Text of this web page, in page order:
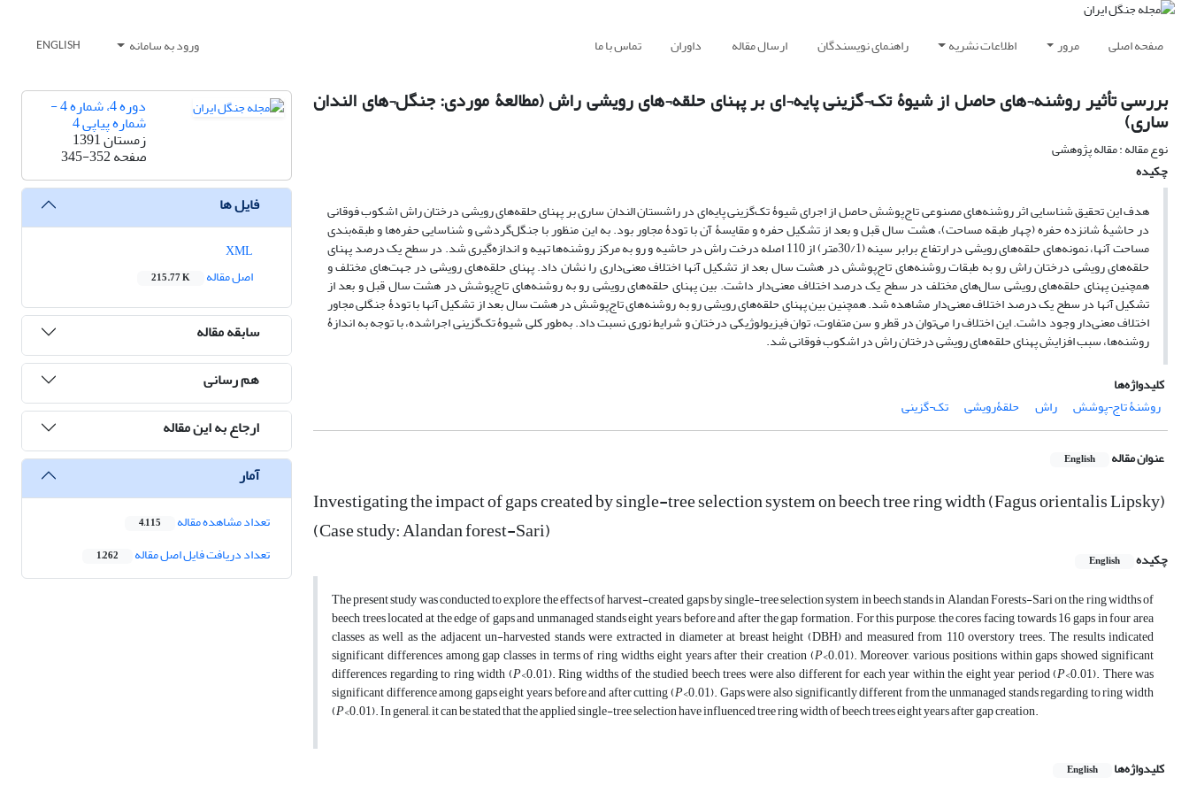
صفحه اصلی مرور اطلاعات نشریه راهنمای نویسندگان ارسال مقاله داوران تماس با ما ورود به سامانه ENGLISH
بررسی تأثیر روشنه¬های حاصل از شیوۀ تک¬گزینی پایه¬ای بر پهنای حلقه¬های رویشی راش (مطالعۀ موردی: جنگل¬های الندان
ساری)
نوع مقاله : مقاله پژوهشی
چکیده
هدف این تحقیق شناسایی اثر روشنه‌های مصنوعی تاج‌پوشش حاصل از اجرای شیوۀ تک‌گزینی پایه‌ای در راشستان الندان ساری بر پهنای حلقه‌های رویشی درختان را‌ش اشکوب فوقانی
در حاشیۀ شانزده حفره (چهار طبقه مساحت)، هشت سال قبل و بعد از تشکیل حفره و مقایسۀ آن با تودۀ مجاور بود. به این منظور با جنگل‌گردشی و شناسایی حفره‌ها و طبقه‌بندی
مساحت آنها، نمونه‌های حلقه‌های رویشی در ارتفاع برابر سینه (30/1متر) از 110 اصله درخت راش در حاشیه و رو به مرکز روشنه‌ها تهیه و اندازه‌گیری شد. در سطح یک درصد پهنای
حلقه‌های رویشی درختان راش رو به طبقات روشنه‌های تاج‌پوشش در هشت سال بعد از تشکیل آنها اختلاف معنی‌داری را نشان داد. پهنای حلقه‌های رویشی در جهت‌های مختلف و
همچنین پهنای حلقه‌های رویشی سال‌های مختلف در سطح یک درصد اختلاف معنی‌دار داشت. بین پهنای حلقه‌های رویشی رو به روشنه‌های تاج‌پوشش در هشت سال قبل و بعد از
تشکیل آنها در سطح یک درصد اختلاف معنی‌دار مشاهده شد. همچنین بین پهنای حلقه‌های رویشی رو به روشنه‌های تاج‌پوشش در هشت سال بعد از تشکیل آنها با تودۀ ‌جنگلی مجاور
اختلاف معنی‌دار وجود داشت. این اختلاف را می‌توان در قطر و سن متفاوت، توان فیزیولوژیکی درختان و شرایط نوری نسبت داد. به‌طور کلی شیوۀ تک‌گزینی اجراشده، با توجه به اندازۀ
روشنه‌ها، سبب افزایش پهنای حلقه‌های رویشی درختان راش در اشکوب فوقانی شد.
کلیدواژه‌ها
روشنۀ تاج¬پوشش
راش حلقۀرویشی تک¬گزینی
عنوان مقاله English
Investigating the impact of gaps created by single-tree selection system on beech tree ring width (Fagus orientalis Lipsky)
(Case study: Alandan forest-Sari)
چکیده English
The present study was conducted to explore the effects of harvest-created gaps by single-tree selection system in beech stands in Alandan Forests-Sari on the ring widths of
beech trees located at the edge of gaps and unmanaged stands eight years before and after the gap formation. For this purpose, the cores facing towards 16 gaps in four area
classes as well as the adjacent un-harvested stands were extracted in diameter at breast height (DBH) and measured from 110 overstory trees. The results indicated
significant differences among gap classes in terms of ring widths eight years after their creation (P<0.01). Moreover, various positions within gaps showed significant
differences regarding to ring width (P<0.01). Ring widths of the studied beech trees were also different for each year within the eight year period (P<0.01). There was
significant difference among gaps eight years before and after cutting (P<0.01). Gaps were also significantly different from the unmanaged stands regarding to ring width
(P<0.01). In general, it can be stated that the applied single-tree selection have influenced tree ring width of beech trees eight years after gap creation.
کلیدواژه‌ها English
دوره 4، شماره 4 -
شماره پیاپی 4
زمستان 1391
صفحه345-352
فایل ها
اصل مقاله
215.77 K
سابقه مقاله
هم رسانی
ارجاع به این مقاله
آمار
تعداد مشاهده مقاله 4,115
تعداد دریافت فایل اصل مقاله 1,262